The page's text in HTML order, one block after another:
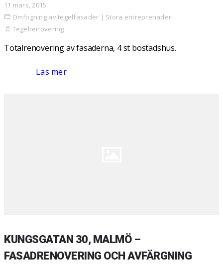
11 mars, 2015
Omfogning av tegelfasader | Stora entreprenader
Tegelrenovering
Totalrenovering av fasaderna, 4 st bostadshus.
Läs mer
KUNGSGATAN 30, MALMÖ –
FASADRENOVERING OCH AVFÄRGNING